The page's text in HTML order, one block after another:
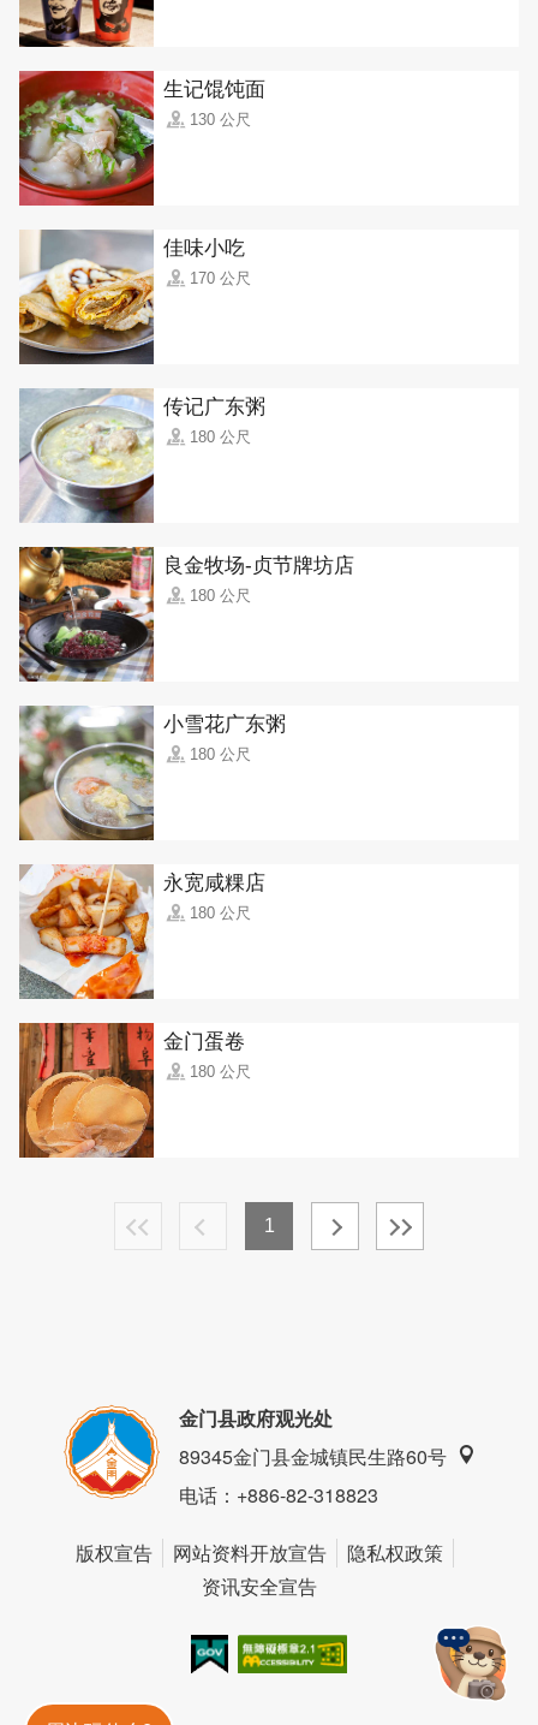
生记馄饨面
130 公尺
佳味小吃
170 公尺
传记广东粥
180 公尺
良金牧场-贞节牌坊店
180 公尺
小雪花广东粥
180 公尺
永宽咸粿店
180 公尺
金门蛋卷
180 公尺
1
金门县政府观光处
89345金门县金城镇民生路60号
电话：+886-82-318823
版权宣告 网站资料开放宣告
隐私权政策
资讯安全宣告